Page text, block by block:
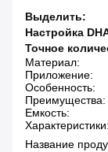
Выделить:
Настройка
Точное
Материал:
Приложение:
Особенность:
Преимущества:
Емкость:
Характеристики:
Название